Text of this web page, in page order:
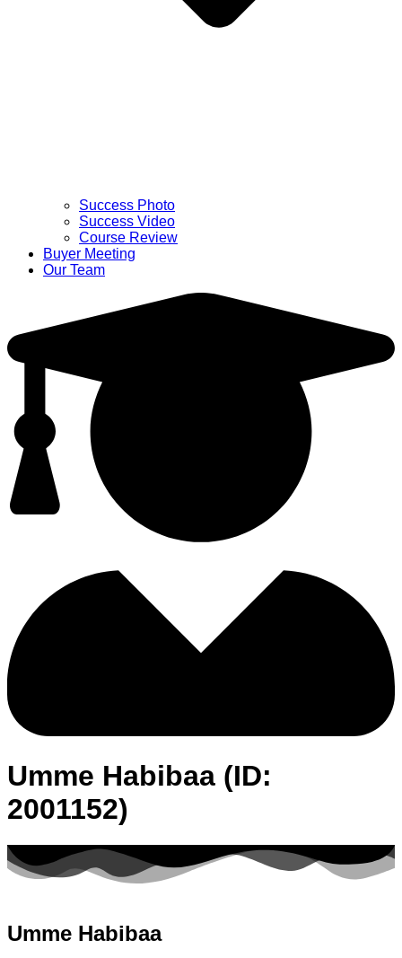
Success Photo
Success Video
Course Review
Buyer Meeting
Our Team
Umme Habibaa (ID:
2001152)
Umme Habibaa